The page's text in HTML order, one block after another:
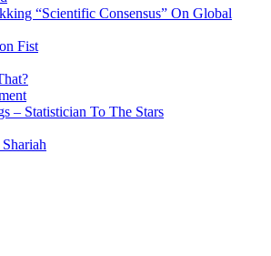
“Scientific Consensus” On Global
Fist
– Statistician To The Stars